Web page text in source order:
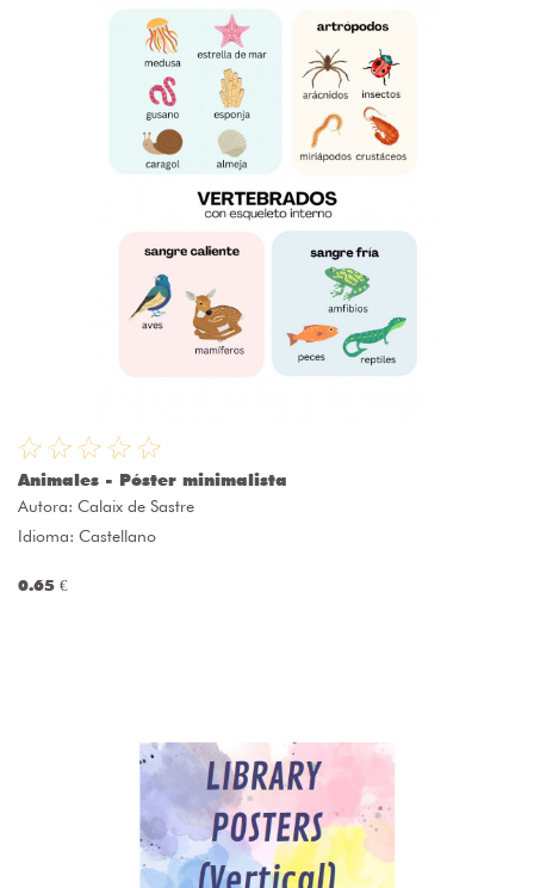
Animales - Póster minimalista
Autora: Calaix de Sastre
Idioma: Castellano
0.65 €